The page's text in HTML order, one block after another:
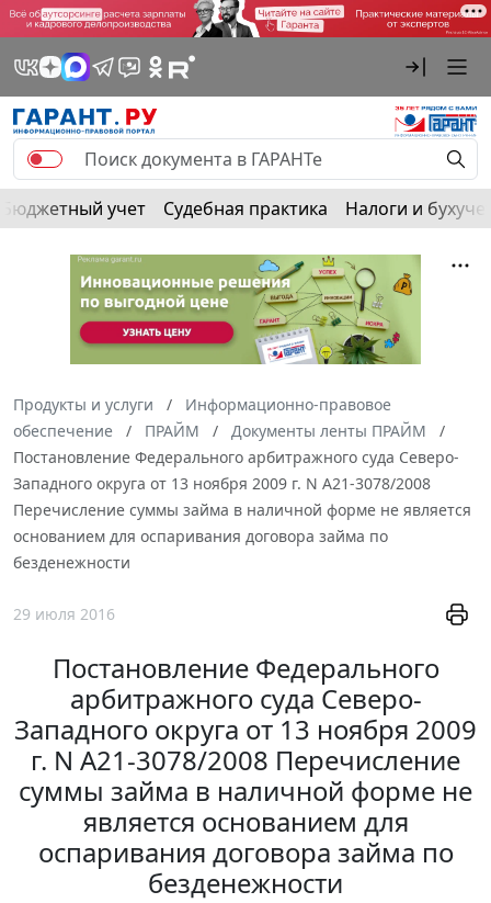
Бюджетный учет Судебная практика Налоги и
Продукты и услуги
Информационно-правовое
обеспечение
ПРАЙМ
Документы ленты ПРАЙМ
Постановление Федерального арбитражного суда Северо-
Западного округа от 13 ноября 2009 г. N А21-3078/2008
Перечисление суммы займа в наличной форме не является
основанием для оспаривания договора займа по
безденежности
29 июля 2016
Постановление Федерального
арбитражного суда Северо-
Западного округа от 13 ноября 2009
г. N А21-3078/2008 Перечисление
суммы займа в наличной форме не
является основанием для
оспаривания договора займа по
безденежности